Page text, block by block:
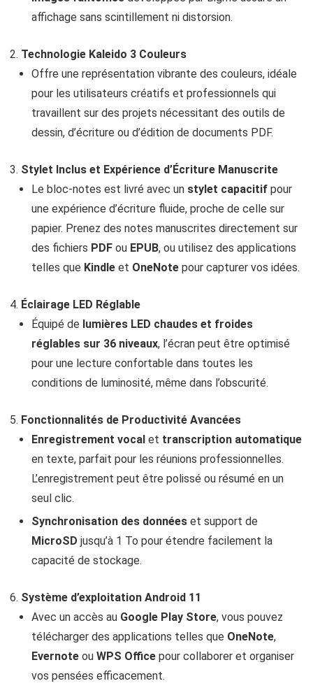
affichage sans scintillement ni distorsion.
Technologie Kaleido 3 Couleurs
Offre une représentation vibrante des couleurs, idéale
pour les utilisateurs créatifs et professionnels qui
travaillent sur des projets nécessitant des outils de
dessin, d’écriture ou d’édition de documents PDF.
Stylet Inclus et Expérience d’Écriture Manuscrite
Le bloc-notes est livré avec un stylet capacitif pour
une expérience d’écriture fluide, proche de celle sur
papier. Prenez des notes manuscrites directement sur
des fichiers PDF ou EPUB, ou utilisez des applications
telles que Kindle et OneNote pour capturer vos idées.
Éclairage LED Réglable
Équipé de lumières LED chaudes et froides
réglables sur 36 niveaux, l’écran peut être optimisé
pour une lecture confortable dans toutes les
conditions de luminosité, même dans l’obscurité.
Fonctionnalités de Productivité Avancées
Enregistrement vocal et transcription automatique
en texte, parfait pour les réunions professionnelles.
L’enregistrement peut être polissé ou résumé en un
seul clic.
Synchronisation des données et support de
MicroSD jusqu’à 1 To pour étendre facilement la
capacité de stockage.
Système d’exploitation Android 11
Avec un accès au Google Play Store, vous pouvez
télécharger des applications telles que OneNote,
Evernote ou WPS Office pour collaborer et organiser
vos pensées efficacement.